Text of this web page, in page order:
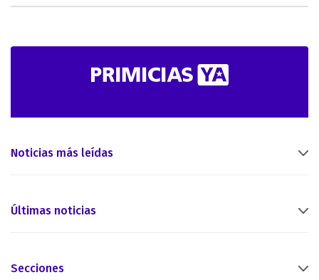
Noticias más leídas
Últimas noticias
Secciones